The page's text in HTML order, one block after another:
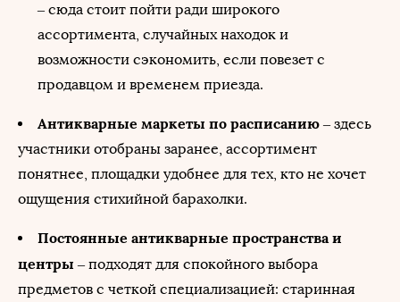
– сюда стоит пойти ради широкого
ассортимента, случайных находок и
возможности сэкономить, если повезет с
продавцом и временем приезда.
Антикварные маркеты по расписанию – здесь
участники отобраны заранее, ассортимент
понятнее, площадки удобнее для тех, кто не хочет
ощущения стихийной барахолки.
Постоянные антикварные пространства и
центры – подходят для спокойного выбора
предметов с четкой специализацией: старинная